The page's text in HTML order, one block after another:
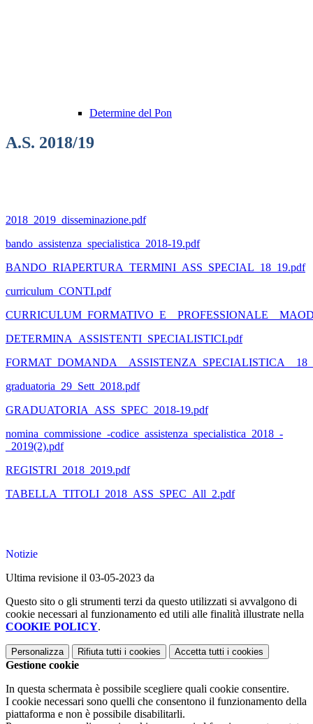
Determine del Pon
A.S. 2018/19
2018_2019_disseminazione.pdf
bando_assistenza_specialistica_2018-19.pdf
BANDO_RIAPERTURA_TERMINI_ASS_SPECIAL_18_19.pdf
curriculum_CONTI.pdf
DETERMINA_ASSISTENTI_SPECIALISTICI.pdf
graduatoria_29_Sett_2018.pdf
GRADUATORIA_ASS_SPEC_2018-19.pdf
nomina_commissione_-codice_assistenza_specialistica_2018_-
_2019(2).pdf
REGISTRI_2018_2019.pdf
TABELLA_TITOLI_2018_ASS_SPEC_All_2.pdf
Notizie
Ultima revisione il 03-05-2023 da
Questo sito o gli strumenti terzi da questo utilizzati si avvalgono di
cookie necessari al funzionamento ed utili alle finalità illustrate nella
COOKIE POLICY.
Personalizza Rifiuta tutti i cookies Accetta tutti i cookies
Gestione cookie
In questa schermata è possibile scegliere quali cookie consentire.
I cookie necessari sono quelli che consentono il funzionamento della
piattaforma e non è possibile disabilitarli.